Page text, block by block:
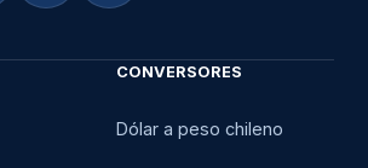
CONVERSORES
Dólar a peso chileno